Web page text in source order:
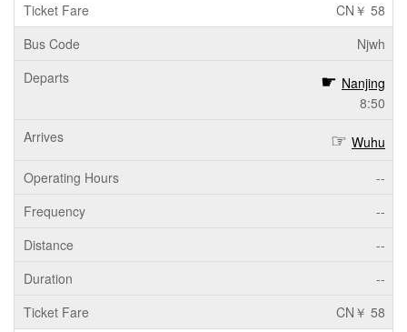
CN￥ 58
Njwh
Nanjing
8:50
Wuhu
--
--
--
--
CN￥ 58